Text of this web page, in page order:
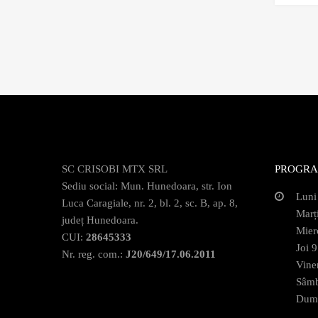
SC CRISOBI MTX SRL
Sediu social: Mun. Hunedoara, str. Ion
Luca Caragiale, nr. 2, bl. 2, sc. B, ap. 8,
județ Hunedoara.
CUI: 28645333
Nr. reg. com.: J20/649/17.06.2011
Luni
Joi